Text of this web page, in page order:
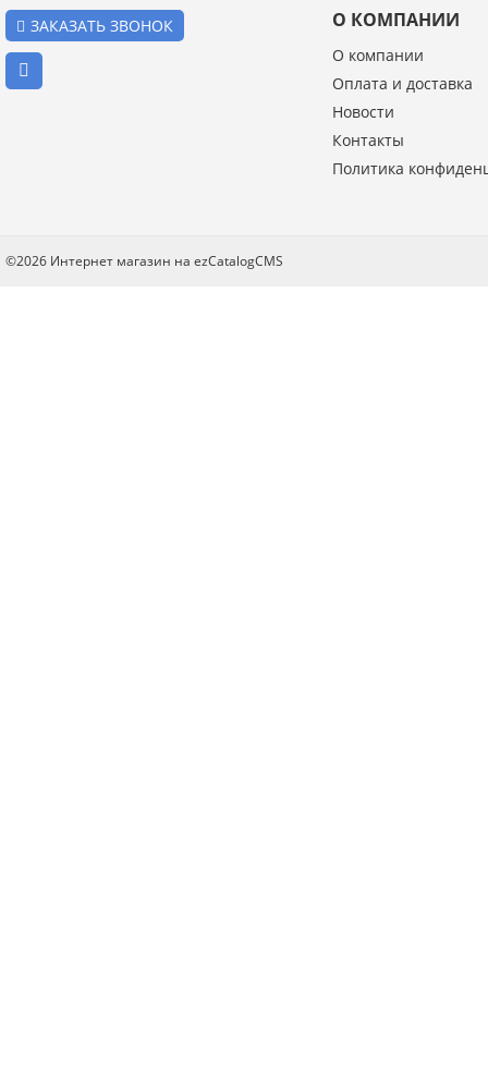
ЗАКАЗАТЬ ЗВОНОК О КОМПАНИИ
О компании
Оплата и доставка
Новости
Контакты
Политика
©2026 Интернет магазин на ezCatalogCMS